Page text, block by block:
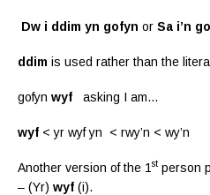
Dw i ddim yn gofyn or Sa i’n
ddim is used rather than the
gofyn wyf asking I am…
wyf < yr wyf yn < rwy’n < wy’n
Another version of the 1 st person
– (Yr) wyf (i).